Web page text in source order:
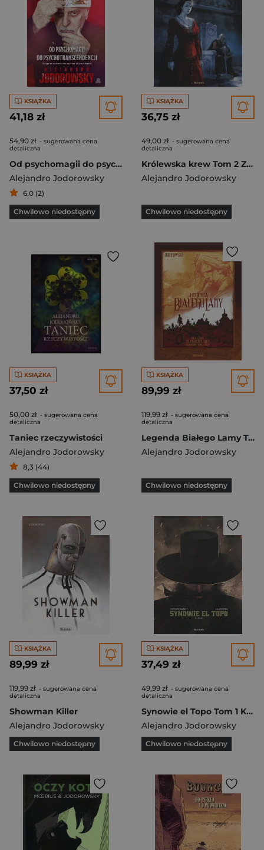
KSIĄŻKA
41,18 zł
54,90 zł - sugerowana cena
detaliczna
Od psychomagii do psychotranscendencji. Droga do uzdrowienia poprzez siłę wyobraźni
Alejandro Jodorowsky
6,0 (2)
Chwilowo niedostępny
KSIĄŻKA
36,75 zł
49,00 zł - sugerowana cena
detaliczna
Królewska krew Tom 2 Zbrodnia i kara
Alejandro Jodorowsky
Chwilowo niedostępny
KSIĄŻKA
37,50 zł
50,00 zł - sugerowana cena
detaliczna
Taniec rzeczywistości
Alejandro Jodorowsky
8,3 (44)
Chwilowo niedostępny
KSIĄŻKA
89,99 zł
119,99 zł - sugerowana cena
detaliczna
Legenda Białego Lamy Tom 1-3
Alejandro Jodorowsky
Chwilowo niedostępny
KSIĄŻKA
89,99 zł
119,99 zł - sugerowana cena
detaliczna
Showman Killer
Alejandro Jodorowsky
Chwilowo niedostępny
KSIĄŻKA
37,49 zł
49,99 zł - sugerowana cena
detaliczna
Synowie el Topo Tom 1 Kain
Alejandro Jodorowsky
Chwilowo niedostępny